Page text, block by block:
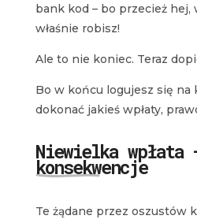
bank kod – bo przecież hej,
właśnie robisz!
Ale to nie koniec. Teraz
Bo w końcu logujesz się na
dokonać jakieś wpłaty,
Niewielka wpłata
konsekwencje
Te żądane przez oszustów